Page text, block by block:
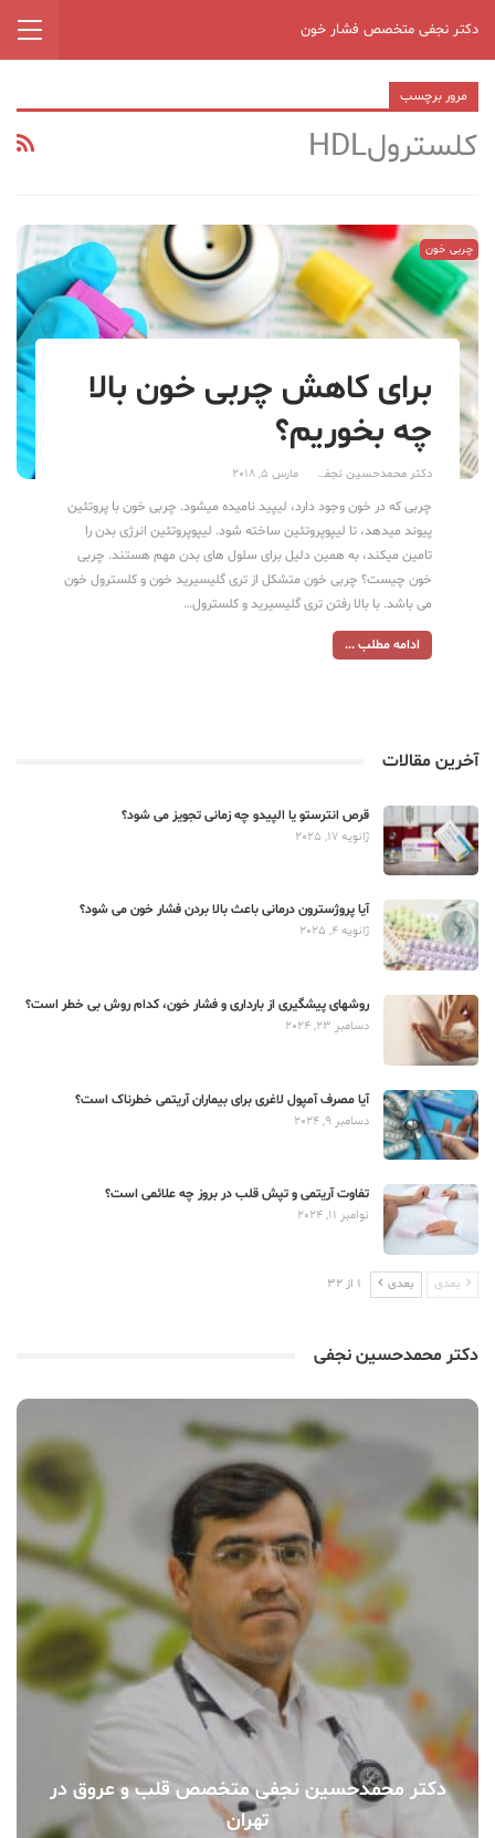
دکتر نجفی متخصص فشار خون
مرور برچسب
کلسترولHDL
چربی خون
برای کاهش چربی خون بالا
چه بخوریم؟
دکتر محمدحسین نجفی مارس 5, 2018
چربی که در خون وجود دارد، لیپید نامیده میشود. چربی خون با پروتئین
پیوند میدهد، تا لیپوپروتئین ساخته شود. لیپوپروتئین انرژی بدن را
تامین میکند، به همین دلیل برای سلول های بدن مهم هستند. چربی
خون چیست؟ چربی خون متشکل از تری گلیسیرید خون و کلسترول خون
می باشد. با بالا رفتن تری گلیسیرید و کلسترول…
ادامه مطلب ...
آخرین مقالات
قرص انترستو یا الپیدو چه زمانی تجویز می شود؟
ژانویه 17, 2025
آیا پروژسترون درمانی باعث بالا بردن فشار خون می شود؟
ژانویه 4, 2025
روشهای پیشگیری از بارداری و فشار خون، کدام روش بی خطر است؟
دسامبر 23, 2024
آیا مصرف آمپول لاغری برای بیماران آریتمی خطرناک است؟
دسامبر 9, 2024
تفاوت آریتمی و تپش قلب در بروز چه علائمی است؟
نوامبر 11, 2024
بعدی بعدی 1 از 32
دکتر محمدحسین نجفی
دکتر محمدحسین نجفی متخصص قلب و عروق در
تهران